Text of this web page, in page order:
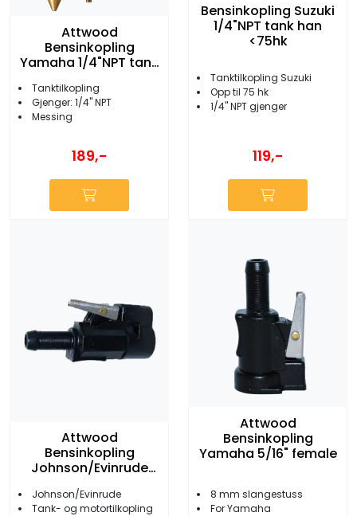
Attwood
Bensinkopling
Yamaha 1/4"NPT tank
Tanktilkopling
Gjenger: 1/4'' NPT
Messing
189,-
Bensinkopling Suzuki
1/4"NPT tank han
<75hk
Tanktilkopling Suzuki
Opp til 75 hk
1/4'' NPT gjenger
119,-
Attwood
Bensinkopling
Johnson/Evinrude
Johnson/Evinrude
Tank- og motortilkopling
Attwood
Bensinkopling
Yamaha 5/16" female
8 mm slangestuss
For Yamaha